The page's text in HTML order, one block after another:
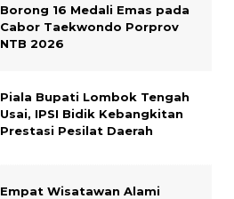
Borong 16 Medali Emas pada
Cabor Taekwondo Porprov
NTB 2026
Piala Bupati Lombok Tengah
Usai, IPSI Bidik Kebangkitan
Prestasi Pesilat Daerah
Empat Wisatawan Alami